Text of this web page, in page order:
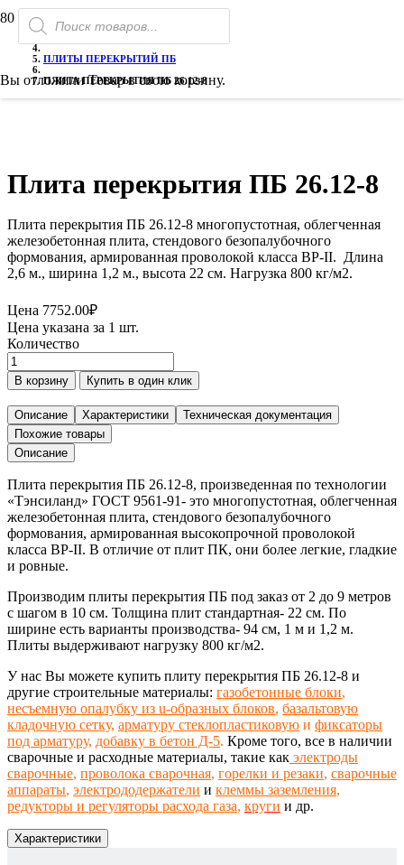
Поиск
товаров
Вы отложилиТоварв свою корзину.
ГАЗОБЕТОН
ПЛИТЫ ПЕРЕКРЫТИЙ ПБ
ПЛИТА ПЕРЕКРЫТИЯ ПБ 26.12-8
Плита перекрытия ПБ 26.12-8
Плита перекрытия ПБ 26.12-8 многопустотная, облегченная
железобетонная плита, стендового безопалубочного
формования, армированная проволокой класса ВР-II. Длина
2,6 м., ширина 1,2 м., высота 22 см. Нагрузка 800 кг/м2.
Цена 7752.00₽
Цена указана за 1 шт.
Количество
Количество
товара
Плита
перекрытия
ПБ
26.12-
8
В корзину Купить в один клик
Описание Характеристики
Техническая документация
Похожие товары
Описание
Плита перекрытия ПБ 26.12-8, произведенная по технологии
«Тэнсиланд» ГОСТ 9561-91- это многопустотная, облегченная
железобетонная плита, стендового безопалубочного
формования, армированная высокопрочной проволокой
класса ВР-II. В отличие от плит ПК, они более легкие, гладкие
и ровные.
Производим плиты перекрытия ПБ под заказ от 2 до 9 метров
с шагом в 10 см. Толщина плит стандартная- 22 см. По
ширине есть варианты производства- 94 см, 1 м и 1,2 м.
Плиты выдерживают нагрузку 800 кг/м2.
У нас Вы можете купить плиту перекрытия ПБ 26.12-8 и
другие строительные материалы: газобетонные блоки,
несъемную опалубку из u-образных блоков, базальтовую
кладочную сетку, арматуру стеклопластиковую и фиксаторы
под арматуру, добавку в бетон Д-5. Кроме того, все в наличии
сварочные и расходные материалы, такие как электроды
сварочные, проволока сварочная, горелки и резаки, сварочные
аппараты, электрододержатели и клеммы заземления,
редукторы и регуляторы расхода газа, круги и др.
Характеристики